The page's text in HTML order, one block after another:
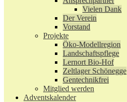
Vielen Dank
Der Verein
Vorstand
Projekte
Öko-Modellregion
Landschaftspflege
Lernort Bio-Hof
Zeltlager Schönegge
Gentechnikfrei
Mitglied werden
Adventskalender